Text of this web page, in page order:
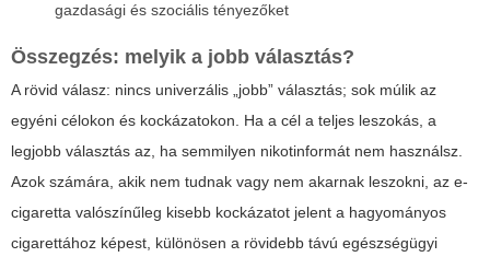
gazdasági és szociális tényezőket
Összegzés: melyik a jobb választás?
A rövid válasz: nincs univerzális „jobb” választás; sok múlik az
egyéni célokon és kockázatokon. Ha a cél a teljes leszokás, a
legjobb választás az, ha semmilyen nikotinformát nem használsz.
Azok számára, akik nem tudnak vagy nem akarnak leszokni, az e-
cigaretta valószínűleg kisebb kockázatot jelent a hagyományos
cigarettához képest, különösen a rövidebb távú egészségügyi